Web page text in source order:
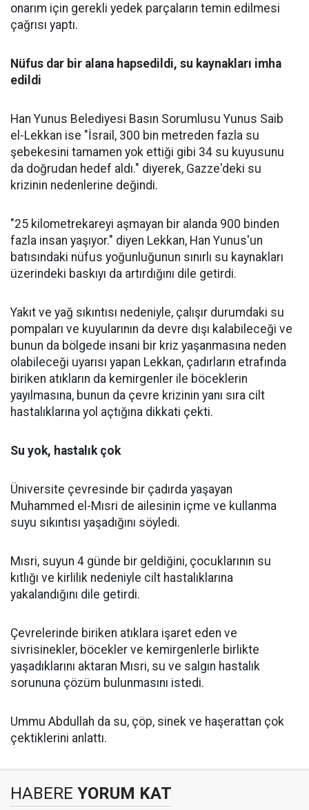
onarım için gerekli yedek parçaların temin edilmesi
çağrısı yaptı.
Nüfus dar bir alana hapsedildi, su kaynakları imha
edildi
Han Yunus Belediyesi Basın Sorumlusu Yunus Saib
el-Lekkan ise "İsrail, 300 bin metreden fazla su
şebekesini tamamen yok ettiği gibi 34 su kuyusunu
da doğrudan hedef aldı." diyerek, Gazze'deki su
krizinin nedenlerine değindi.
"25 kilometrekareyi aşmayan bir alanda 900 binden
fazla insan yaşıyor." diyen Lekkan, Han Yunus'un
batısındaki nüfus yoğunluğunun sınırlı su kaynakları
üzerindeki baskıyı da artırdığını dile getirdi.
Yakıt ve yağ sıkıntısı nedeniyle, çalışır durumdaki su
pompaları ve kuyularının da devre dışı kalabileceği ve
bunun da bölgede insani bir kriz yaşanmasına neden
olabileceği uyarısı yapan Lekkan, çadırların etrafında
biriken atıkların da kemirgenler ile böceklerin
yayılmasına, bunun da çevre krizinin yanı sıra cilt
hastalıklarına yol açtığına dikkati çekti.
Su yok, hastalık çok
Üniversite çevresinde bir çadırda yaşayan
Muhammed el-Mısri de ailesinin içme ve kullanma
suyu sıkıntısı yaşadığını söyledi.
Mısri, suyun 4 günde bir geldiğini, çocuklarının su
kıtlığı ve kirlilik nedeniyle cilt hastalıklarına
yakalandığını dile getirdi.
Çevrelerinde biriken atıklara işaret eden ve
sivrisinekler, böcekler ve kemirgenlerle birlikte
yaşadıklarını aktaran Mısri, su ve salgın hastalık
sorununa çözüm bulunmasını istedi.
Ummu Abdullah da su, çöp, sinek ve haşerattan çok
çektiklerini anlattı.
HABERE YORUM KAT